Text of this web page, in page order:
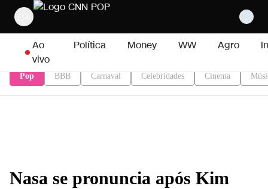
Pular para o conteúdo
Ao
vivo
Política Money WW Agro
Pop BBB Carnaval Celebridades Cinema
Nasa se pronuncia após Kim